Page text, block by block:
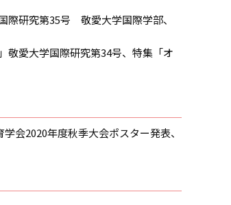
際研究第35号 敬愛大学国際学部、
敬愛大学国際研究第34号、特集「オ
会2020年度秋季大会ポスター発表、